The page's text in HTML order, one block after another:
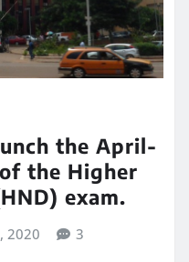
the April-
the Higher
exam.
2020 3